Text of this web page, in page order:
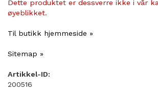
Dette produktet er dessverre ikke i vår
øyeblikket.
Til butikk hjemmeside »
Sitemap »
Artikkel-ID:
200516